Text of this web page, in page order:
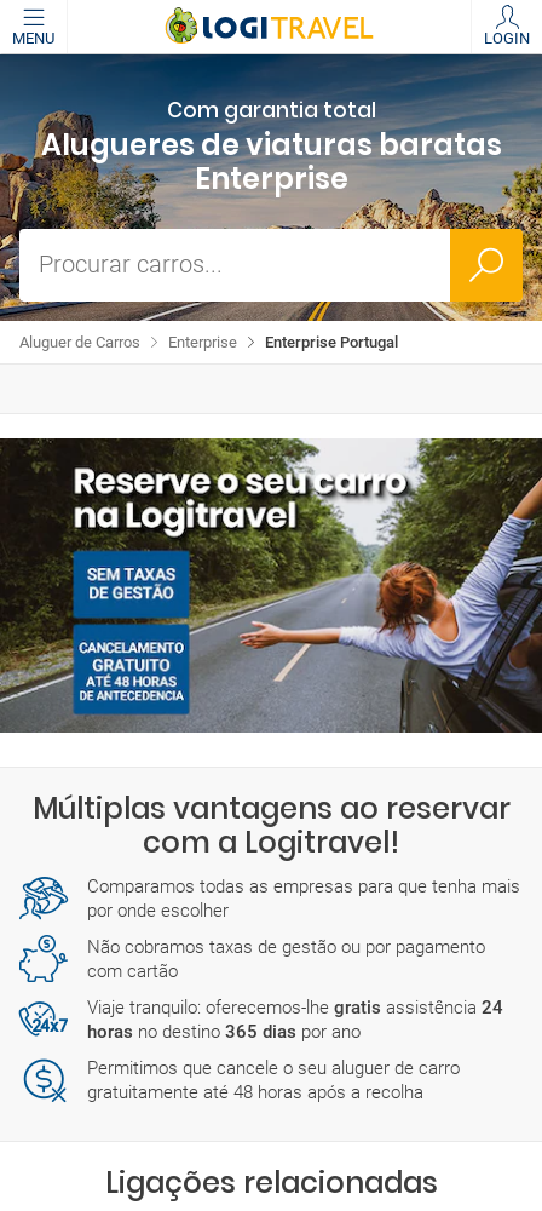
MENU LOGIN
Com garantia total
Alugueres de viaturas baratas
Enterprise
Procurar carros...
Enterprise Portugal
Enterprise
Aluguer de Carros
Múltiplas vantagens ao reservar
com a Logitravel!
Comparamos todas as empresas para que tenha mais
por onde escolher
Não cobramos taxas de gestão ou por pagamento
com cartão
Viaje tranquilo: oferecemos-lhe gratis assistência 24
horas no destino 365 dias por ano
Permitimos que cancele o seu aluguer de carro
gratuitamente até 48 horas após a recolha
Ligações relacionadas